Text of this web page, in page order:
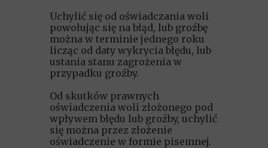
Uchylić się od oświadczania woli
powołując się na błąd, lub groźbę
można w terminie jednego roku
licząc od daty wykrycia błędu, lub
ustania stanu zagrożenia w
przypadku groźby.
Od skutków prawnych
oświadczenia woli złożonego pod
wpływem błędu lub groźby, uchylić
się można przez złożenie
oświadczenie w formie pisemnej.